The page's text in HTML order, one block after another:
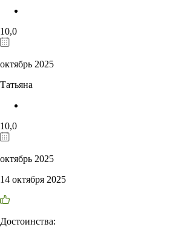
10,0
октябрь 2025
Татьяна
10,0
октябрь 2025
14 октября 2025
Достоинства: